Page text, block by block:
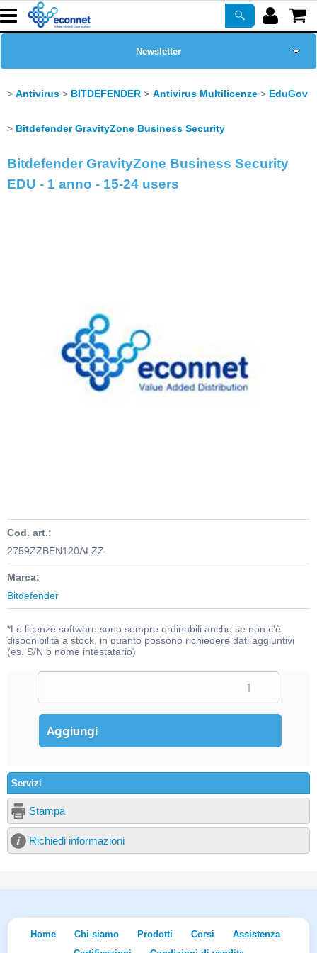
Chi siamo
Prodotti
Newsletter
Antivirus BITDEFENDER Antivirus Multilicenze EduGov
Bitdefender GravityZone Business Security
Bitdefender GravityZone Business Security
EDU - 1 anno - 15-24 users
Cod. art.:
2759ZZBEN120ALZZ
Marca:
Bitdefender
*Le licenze software sono sempre ordinabili anche se non c'è
disponibilità a stock, in quanto possono richiedere dati aggiuntivi
(es. S/N o nome intestatario)
Servizi
Stampa
Richiedi informazioni
Home Chi siamo Prodotti Corsi
Assistenza